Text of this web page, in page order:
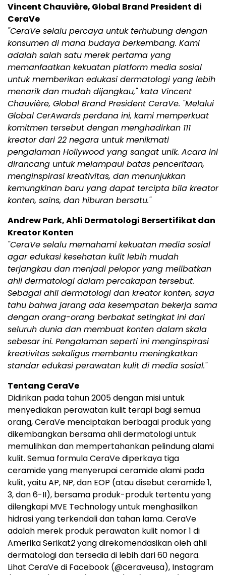
Vincent Chauvière, Global Brand President di
CeraVe
"CeraVe selalu percaya untuk terhubung dengan
konsumen di mana budaya berkembang. Kami
adalah salah satu merek pertama yang
memanfaatkan kekuatan platform media sosial
untuk memberikan edukasi dermatologi yang lebih
menarik dan mudah dijangkau," kata Vincent
Chauvière, Global Brand President CeraVe. "Melalui
Global CerAwards perdana ini, kami memperkuat
komitmen tersebut dengan menghadirkan 111
kreator dari 22 negara untuk menikmati
pengalaman Hollywood yang sangat unik. Acara ini
dirancang untuk melampaui batas penceritaan,
menginspirasi kreativitas, dan menunjukkan
kemungkinan baru yang dapat tercipta bila kreator
konten, sains, dan hiburan bersatu."
Andrew Park, Ahli Dermatologi Bersertifikat dan
Kreator Konten
"CeraVe selalu memahami kekuatan media sosial
agar edukasi kesehatan kulit lebih mudah
terjangkau dan menjadi pelopor yang melibatkan
ahli dermatologi dalam percakapan tersebut.
Sebagai ahli dermatologi dan kreator konten, saya
tahu bahwa jarang ada kesempatan bekerja sama
dengan orang-orang berbakat setingkat ini dari
seluruh dunia dan membuat konten dalam skala
sebesar ini. Pengalaman seperti ini menginspirasi
kreativitas sekaligus membantu meningkatkan
standar edukasi perawatan kulit di media sosial."
Tentang CeraVe
Didirikan pada tahun 2005 dengan misi untuk
menyediakan perawatan kulit terapi bagi semua
orang, CeraVe menciptakan berbagai produk yang
dikembangkan bersama ahli dermatologi untuk
memulihkan dan mempertahankan pelindung alami
kulit. Semua formula CeraVe diperkaya tiga
ceramide yang menyerupai ceramide alami pada
kulit, yaitu AP, NP, dan EOP (atau disebut ceramide 1,
3, dan 6-II), bersama produk-produk tertentu yang
dilengkapi MVE Technology untuk menghasilkan
hidrasi yang terkendali dan tahan lama. CeraVe
adalah merek produk perawatan kulit nomor 1 di
Amerika Serikat2yang direkomendasikan oleh ahli
dermatologi dan tersedia di lebih dari 60 negara.
Lihat CeraVe di Facebook (@ceraveusa), Instagram